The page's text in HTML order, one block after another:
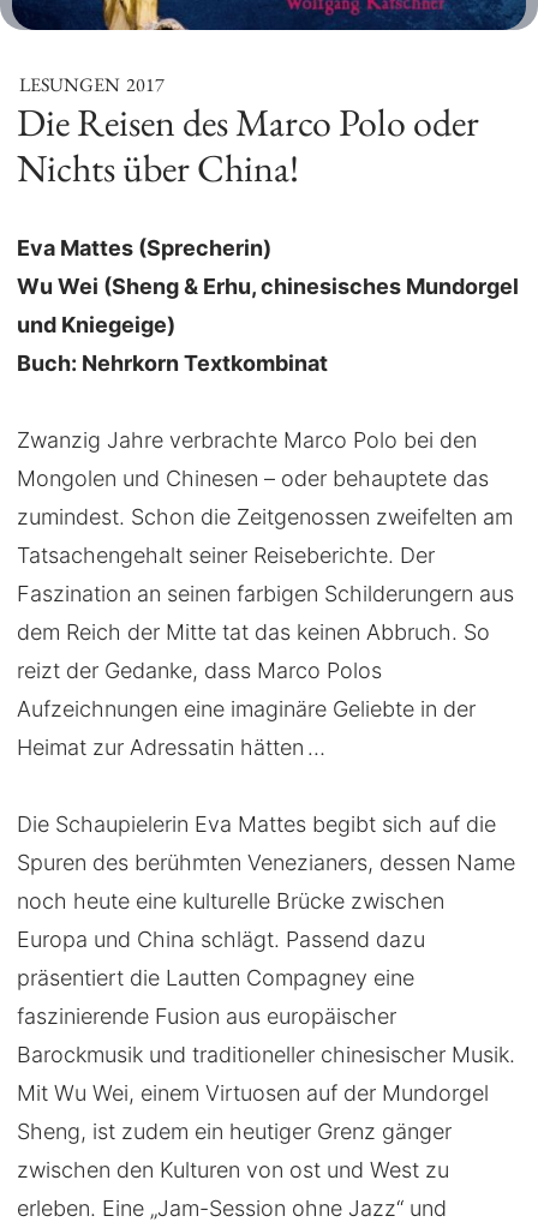
LESUNGEN 2017
Die Reisen des Marco Polo oder
Nichts über China!
Eva Mattes (Sprecherin)
Wu Wei (Sheng & Erhu, chinesisches Mundorgel
und Kniegeige)
Buch: Nehrkorn Textkombinat
Zwanzig Jahre verbrachte Marco Polo bei den
Mongolen und Chinesen – oder behauptete das
zumindest. Schon die Zeitgenossen zweifelten am
Tatsachengehalt seiner Reiseberichte. Der
Faszination an seinen farbigen Schilderungern aus
dem Reich der Mitte tat das keinen Abbruch. So
reizt der Gedanke, dass Marco Polos
Aufzeichnungen eine imaginäre Geliebte in der
Heimat zur Adressatin hätten …
Die Schaupielerin Eva Mattes begibt sich auf die
Spuren des berühmten Venezianers, dessen Name
noch heute eine kulturelle Brücke zwischen
Europa und China schlägt. Passend dazu
präsentiert die Lautten Compagney eine
faszinierende Fusion aus europäischer
Barockmusik und traditioneller chinesischer Musik.
Mit Wu Wei, einem Virtuosen auf der Mundorgel
Sheng, ist zudem ein heutiger Grenz gänger
zwischen den Kulturen von ost und West zu
erleben. Eine „Jam-Session ohne Jazz“ und